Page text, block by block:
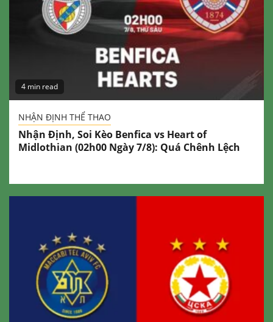
4 min read
NHẬN ĐỊNH THỂ THAO
Nhận Định, Soi Kèo Benfica vs Heart of
Midlothian (02h00 Ngày 7/8): Quá Chênh Lệch